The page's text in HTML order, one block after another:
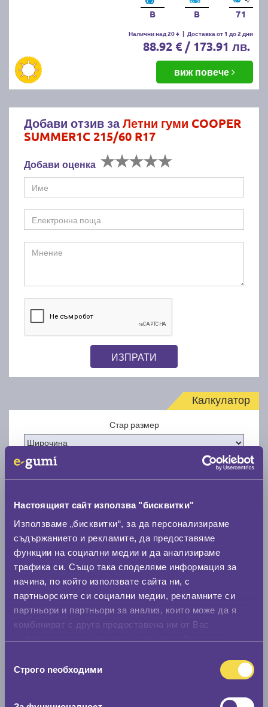
Настоящият сайт използва "бисквитки"
Използваме „бисквитки“, за да персонализираме
съдържанието и рекламите, да предоставяме
функции на социални медии и да анализираме
трафика си. Също така споделяме информация за
начина, по който използвате сайта ни, с
партньорските си социални медии, рекламните си
партньори и партньори за анализ, които може да я
комбинират с друга предоставена им от Вас
наСтрого nеобходими
B B 71
Налични над 20 + | Доставка от 1 до 2 дни
88.92 € / 173.91 лв.
виж повече
Добави отзив заЛетни гуми COOPER
SUMMER1C 215/60 R17
Добави оценка
ИЗПРАТИ
Калкулатор
Стар размер
Нов размер
Стар размер
0 мм.